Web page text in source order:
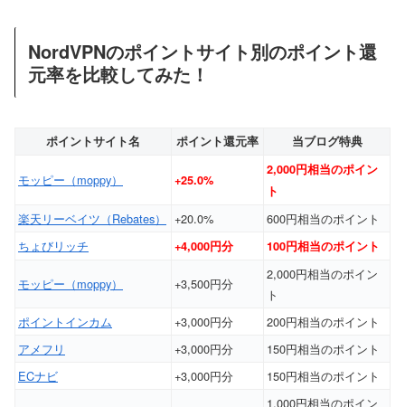
NordVPNのポイントサイト別のポイント還
元率を比較してみた！
ポイントサイト名 ポイント還元率 当ブログ特典
モッピー（moppy） +25.0%
2,000円相当のポイン
ト
楽天リーベイツ（Rebates） +20.0%
600円相当のポイント
ちょびリッチ
+4,000円分 100円相当のポイント
モッピー（moppy） +3,500円分
2,000円相当のポイン
ト
ポイントインカム
+3,000円分
200円相当のポイント
アメフリ
+3,000円分
150円相当のポイント
ECナビ
+3,000円分 150円相当のポイント
1,000円相当のポイン